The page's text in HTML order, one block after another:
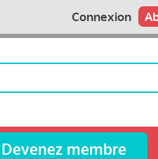
Connexion
Devenez membre